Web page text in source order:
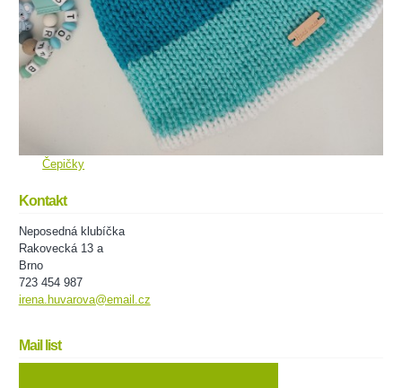
Čepičky
Kontakt
Neposedná klubíčka
Rakovecká 13 a
Brno
723 454 987
irena.huvarova@email.cz
Mail list